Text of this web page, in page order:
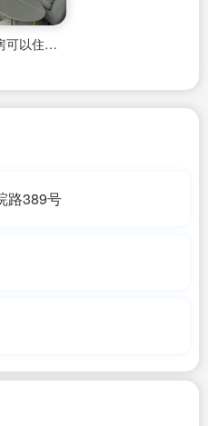
在东京买房可以住吗知乎吗
路389号